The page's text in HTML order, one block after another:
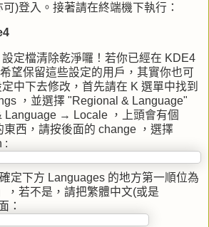
)登入。接著請在終端機下執行：
檔清除乾淨囉！若你已經在 KDE4
望保留這些設定的用戶，其實你也可
中下去修改，首先請在 K 選單中找到
，並選擇 "Regional & Language"
Language → Locale ，上頭會有個
西，請按後面的 change ，選擇
:
下方 Languages 的地方第一順位為
，若不是，請把繁體中文(或是
：